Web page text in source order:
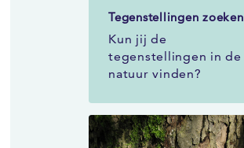
Tegenstellingen zoeken
Kun jij de
tegenstellingen in de
natuur vinden?